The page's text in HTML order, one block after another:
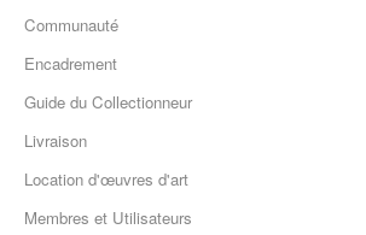
Communauté
Encadrement
Guide du Collectionneur
Livraison
Location d'œuvres d'art
Membres et Utilisateurs